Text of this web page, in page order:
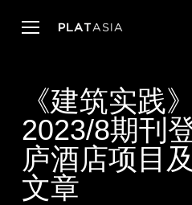
Menu
《建筑实践
2023/8期刊
庐酒店项目
文章